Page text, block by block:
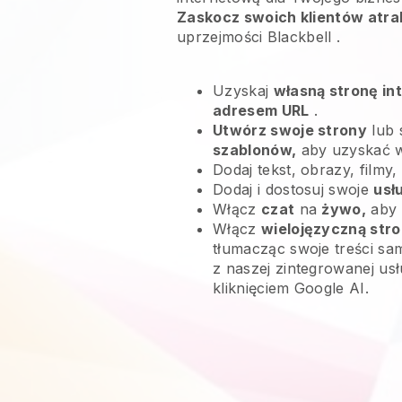
Zaskocz swoich klientów
uprzejmości Blackbell .
Uzyskaj własną stronę
adresem URL .
Utwórz swoje strony lub
szablonów, aby uzyskać
Dodaj tekst, obrazy,
Dodaj i dostosuj swoje
Włącz czat na żywo, aby
Włącz wielojęzyczną
tłumacząc swoje treści
z naszej zintegrowanej
kliknięciem Google AI.